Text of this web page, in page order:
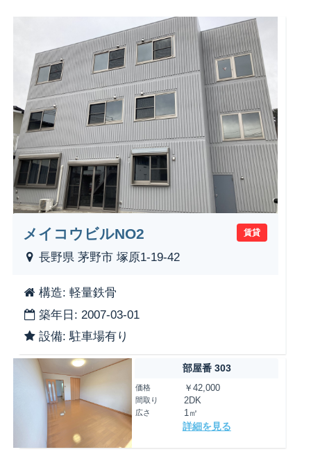
賃貸
メイコウビルNO2
長野県 茅野市 塚原1-19-42
構造: 軽量鉄骨
築年日: 2007-03-01
設備: 駐車場有り
部屋番 303
価格 ￥42,000
間取り 2DK
広さ 1㎡
詳細を見る